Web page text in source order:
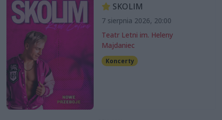
SKOLIM
7 sierpnia 2026, 20:00
Teatr Letni im. Heleny
Majdaniec
Koncerty